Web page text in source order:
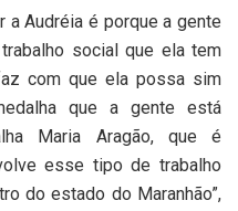
a Audréia é porque a gente
social que ela tem
com que ela possa sim
que a gente está
Maria Aragão, que é
esse tipo de trabalho
do estado do Maranhão”,